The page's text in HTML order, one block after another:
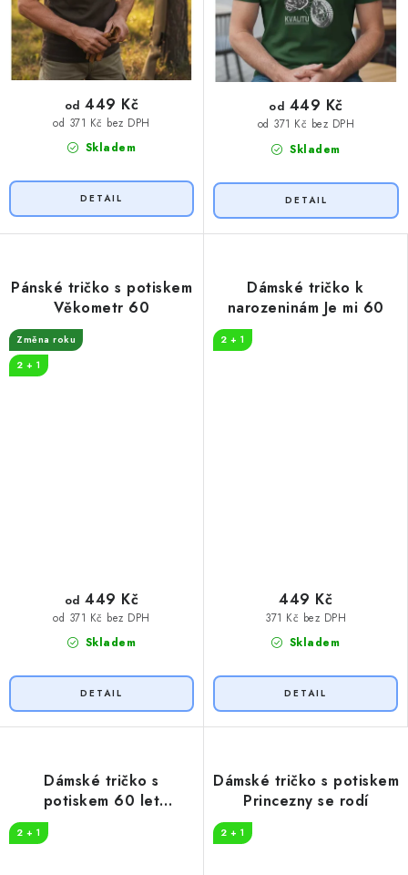
Skladem
od 371 Kč bez DPH
od 449 Kč
Skladem
od 371 Kč bez DPH
od 449 Kč
Pánské tričko s potiskem
Věkometr 60
Změna roku
2 + 1
Skladem
od 371 Kč bez DPH
od 449 Kč
Dámské tričko k
narozeninám Je mi 60
2 + 1
Skladem
371 Kč bez DPH
449 Kč
Dámské tričko s
potiskem 60 let
2 + 1
Dámské tričko s potiskem
Princezny se rodí
2 + 1